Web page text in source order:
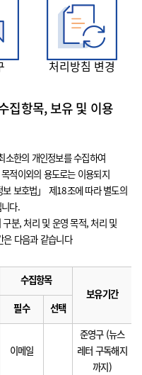
처리방침 변경
집항목, 보유 및 이용
소한의 개인정보를 수집하여
적이외의 용도로는 이용되지
보호법」 제18조에 따라 별도의
다.
분, 처리 및 운영 목적, 처리 및
은 다음과 같습니다
수집항목
보유기간
필수
선택
이메일
준영구 (뉴스
레터 구독해지
까지)